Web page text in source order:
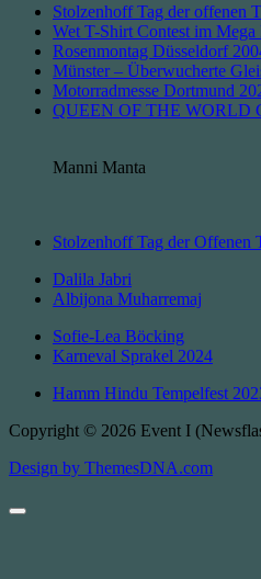
Stolzenhoff Tag der offenen
Wet T-Shirt Contest im Mega
Rosenmontag Düsseldorf
Münster – Überwucherte
Motorradmesse Dortmund
QUEEN OF THE WORLD
Manni Manta
Stolzenhoff Tag der Offenen
Dalila Jabri
Albijona Muharremaj
Sofie-Lea Böcking
Karneval Sprakel 2024
Hamm Hindu Tempelfest
Copyright © 2026 Event I
Design by ThemesDNA.com
Scroll